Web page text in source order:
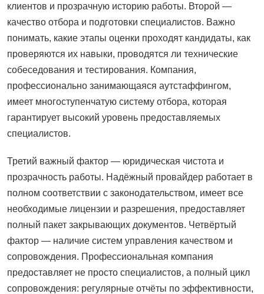
клиентов и прозрачную историю работы. Второй —
качество отбора и подготовки специалистов. Важно
понимать, какие этапы оценки проходят кандидаты, как
проверяются их навыки, проводятся ли технические
собеседования и тестирования. Компания,
профессионально занимающаяся аутстаффингом,
имеет многоступенчатую систему отбора, которая
гарантирует высокий уровень предоставляемых
специалистов.
Третий важный фактор — юридическая чистота и
прозрачность работы. Надёжный провайдер работает в
полном соответствии с законодательством, имеет все
необходимые лицензии и разрешения, предоставляет
полный пакет закрывающих документов. Четвёртый
фактор — наличие систем управления качеством и
сопровождения. Профессиональная компания
предоставляет не просто специалистов, а полный цикл
сопровождения: регулярные отчёты по эффективности,